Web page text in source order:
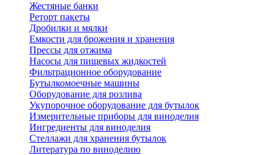
Жестяные банки
Реторт пакеты
Дробилки и мялки
Емкости для брожения и хранения
Прессы для отжима
Насосы для пищевых жидкостей
Фильтрационное оборудование
Бутылкомоечные машины
Оборудование для розлива
Укупорочное оборудование для бутылок
Измерительные приборы для виноделия
Ингредиенты для виноделия
Стеллажи для хранения бутылок
Литература по виноделию